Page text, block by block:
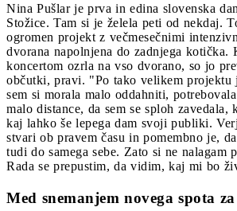
Nina Pušlar je prva in edina slovenska
Stožice. Tam si je želela peti od nekdaj.
ogromen projekt z večmesečnimi
dvorana napolnjena do zadnjega kotička.
koncertom ozrla na vso dvorano, so jo
občutki, pravi. "Po tako velikem projektu
sem si morala malo oddahniti,
malo distance, da sem se sploh zavedala,
kaj lahko še lepega dam svoji publiki.
stvari ob pravem času in pomembno je,
tudi do samega sebe. Zato si ne nalagam
Rada se prepustim, da vidim, kaj mi bo
Med snemanjem novega spota